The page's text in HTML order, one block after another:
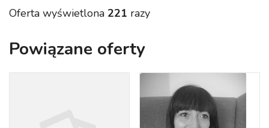
Oferta wyświetlona 221 razy
Powiązane oferty